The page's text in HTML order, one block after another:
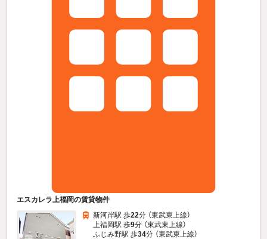
エスカレラ上福岡の賃貸物件
新河岸駅 歩22分 （東武東上線）
上福岡駅 歩9分 （東武東上線）
ふじみ野駅 歩34分 （東武東上線）